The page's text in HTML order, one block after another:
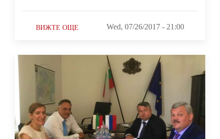
ВИЖТЕ ОЩЕ Wed, 07/26/2017 - 21:00